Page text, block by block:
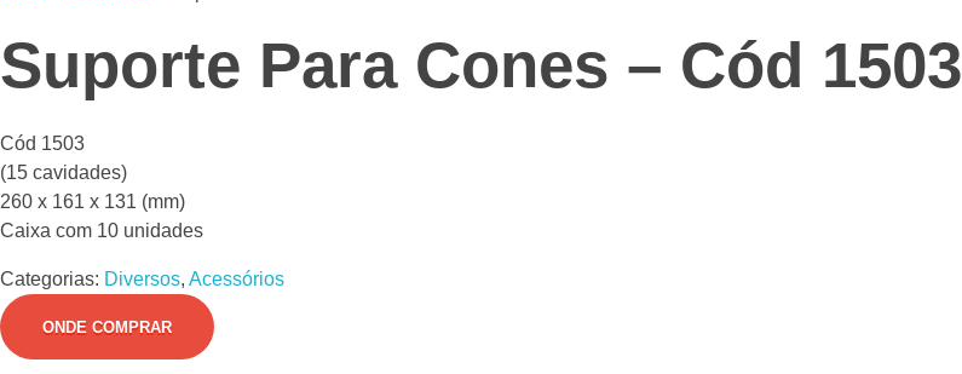
Suporte Para Cones – Cód 1503
Cód 1503
(15 cavidades)
260 x 161 x 131 (mm)
Caixa com 10 unidades
Categorias: Diversos, Acessórios
ONDE COMPRAR